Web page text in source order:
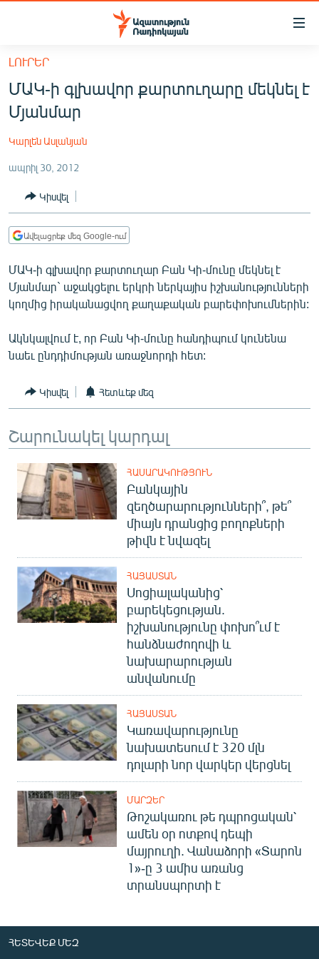
Մատչելիության
հիմնական
բովանդակությանը
Անցնել
հիմնական
մենյուին
ՀԱՅԱՍՏԱՆ
ՔԱՂԱՔԱԿԱՆ
ԸՆՏՐՈՒԹՅՈՒՆՆԵՐ 2026
ԻՐԱՎՈՒՆՔ
ՀԱՍԱՐԱԿՈՒԹՅՈՒՆ
ՏՆՏԵՍՈՒԹՅՈՒՆ
ՊԱՏԵՐԱԶՄԻ 6 ՇԱԲԱԹՆԵՐԸ
ՏԱՐԱԾԱՇՐՋԱՆ
ՄԻՋԱԶԳԱՅԻՆ
ՄՇԱԿՈՒՅԹ
ՄԵԿՆԱԲԱՆՈՒԹՅՈՒՆ
ՏՏ ԵՒ ԻՆՏԵՐՆԵՏ
ԿՈՐՈՆԱՎԻՐՈՒՍ
ԱՐԽԻՎ
ՏԵՍԱՆՅՈՒԹԵՐ
ՁԳՏԵԼՈՎ ԼԱՎԱԳՈՒՅՆԻՆ
ՓՈԴՔԱՍԹ
Հայերեն
ՀԵՏԵՎԵՔ ՄԵԶ
«Ազատության» բոլոր կայքերը
ԼՈՒՐԵՐ
ՄԱԿ-ի գլխավոր քարտուղարը մեկնել է
Մյանմար
Կարլեն Ասլանյան
ապրիլ 30, 2012
Կիսվել
Ավելացրեք մեզ Google-ում
ՄԱԿ-ի գլխավոր քարտուղար Բան Կի-մունը մեկնել է
Մյանմար` աջակցելու երկրի ներկայիս իշխանությունների
կողմից իրականացվող քաղաքական բարեփոխումներին:
Ակնկալվում է, որ Բան Կի-մունը հանդիպում կունենա
նաեւ ընդդիմության առաջնորդի հետ:
Կիսվել Հետևեք մեզ
Շարունակել կարդալ
ՀԱՍԱՐԱԿՈՒԹՅՈՒՆ
Բանկային
զեղծարարությունների՞, թե՞
միայն դրանցից բողոքների
թիվն է նվազել
ՀԱՅԱՍՏԱՆ
Սոցիալականից՝
բարեկեցության.
իշխանությունը փոխո՞ւմ է
հանձնաժողովի և
նախարարության
անվանումը
ՀԱՅԱՍՏԱՆ
Կառավարությունը
նախատեսում է 320 մլն
դոլարի նոր վարկեր վերցնել
ՄԱՐԶԵՐ
Թոշակառու թե դպրոցական՝
ամեն օր ոտքով դեպի
մայրուղի. Վանաձորի «Տարոն
1»-ը 3 ամիս առանց
տրանսպորտի է
ՀԵՏԵՎԵՔ ՄԵԶ